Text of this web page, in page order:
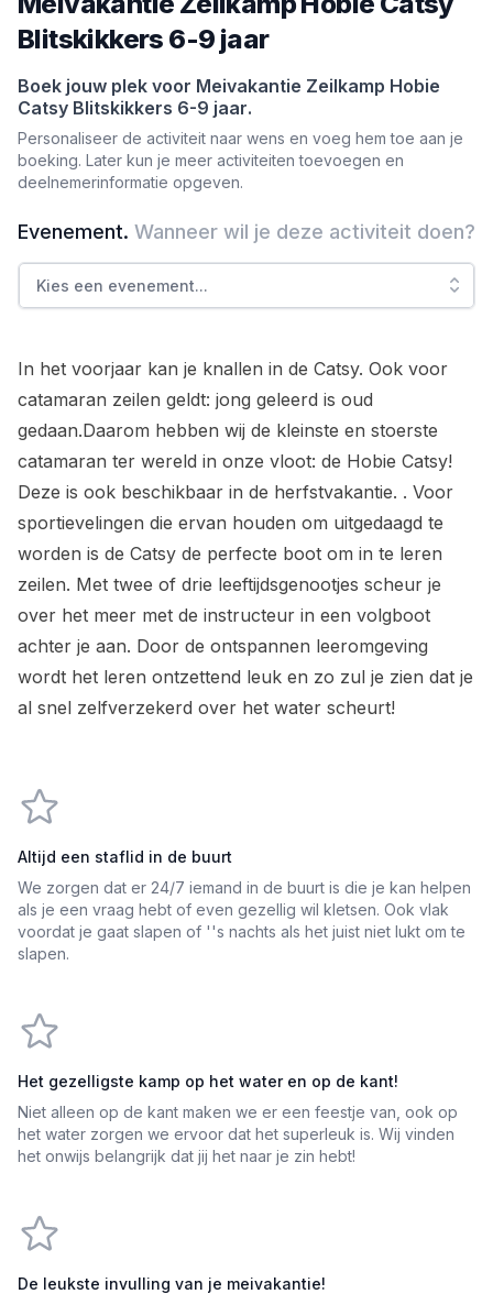
Blitskikkers 6-9 jaar
Boek jouw plek voor Meivakantie Zeilkamp Hobie
Catsy Blitskikkers 6-9 jaar.
Personaliseer de activiteit naar wens en voeg hem toe aan je
boeking. Later kun je meer activiteiten toevoegen en
deelnemerinformatie opgeven.
Evenement. Wanneer wil je deze activiteit doen?
Kies een evenement...
In het voorjaar kan je knallen in de Catsy. Ook voor
catamaran zeilen geldt: jong geleerd is oud
gedaan.Daarom hebben wij de kleinste en stoerste
catamaran ter wereld in onze vloot: de Hobie Catsy!
Deze is ook beschikbaar in de herfstvakantie. . Voor
sportievelingen die ervan houden om uitgedaagd te
worden is de Catsy de perfecte boot om in te leren
zeilen. Met twee of drie leeftijdsgenootjes scheur je
over het meer met de instructeur in een volgboot
achter je aan. Door de ontspannen leeromgeving
wordt het leren ontzettend leuk en zo zul je zien dat je
al snel zelfverzekerd over het water scheurt!
Altijd een staflid in de buurt
We zorgen dat er 24/7 iemand in de buurt is die je kan helpen
als je een vraag hebt of even gezellig wil kletsen. Ook vlak
voordat je gaat slapen of ''s nachts als het juist niet lukt om te
slapen.
Het gezelligste kamp op het water en op de kant!
Niet alleen op de kant maken we er een feestje van, ook op
het water zorgen we ervoor dat het superleuk is. Wij vinden
het onwijs belangrijk dat jij het naar je zin hebt!
De leukste invulling van je meivakantie!